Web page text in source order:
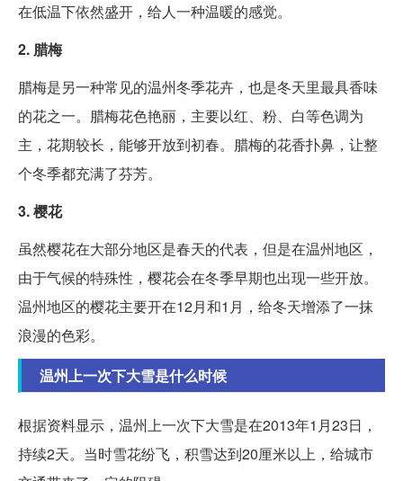
在低温下依然盛开，给人一种温暖的感觉。
2. 腊梅
腊梅是另一种常见的温州冬季花卉，也是冬天里最具香味
的花之一。腊梅花色艳丽，主要以红、粉、白等色调为
主，花期较长，能够开放到初春。腊梅的花香扑鼻，让整
个冬季都充满了芬芳。
3. 樱花
虽然樱花在大部分地区是春天的代表，但是在温州地区，
由于气候的特殊性，樱花会在冬季早期也出现一些开放。
温州地区的樱花主要开在12月和1月，给冬天增添了一抹
浪漫的色彩。
温州上一次下大雪是什么时候
根据资料显示，温州上一次下大雪是在2013年1月23日，
持续2天。当时雪花纷飞，积雪达到20厘米以上，给城市